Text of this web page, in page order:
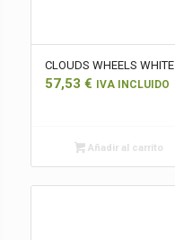
CLOUDS WHEELS WHITE
57,53 € IVA INCLUIDO
Añadir al carrito